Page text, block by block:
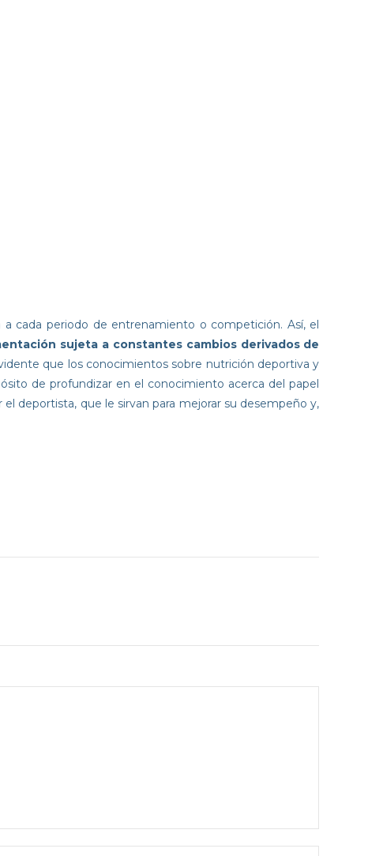
cada periodo de entrenamiento o competición. Así, el
sujeta a constantes cambios derivados de
que los conocimientos sobre nutrición deportiva y
de profundizar en el conocimiento acerca del papel
deportista, que le sirvan para mejorar su desempeño y,